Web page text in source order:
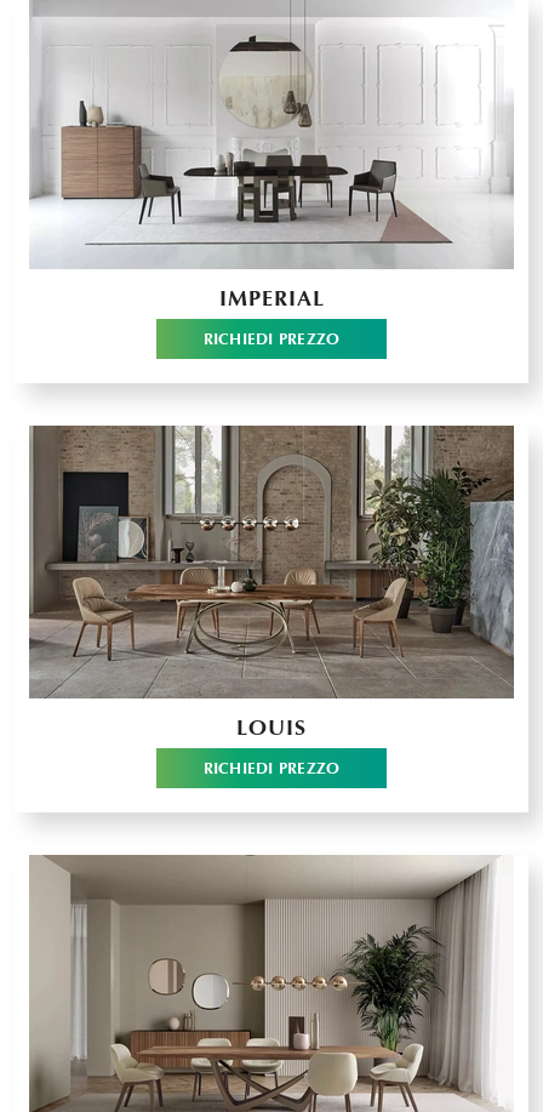
IMPERIAL
RICHIEDI PREZZO
LOUIS
RICHIEDI PREZZO